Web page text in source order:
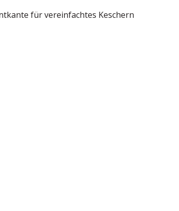
für vereinfachtes Keschern